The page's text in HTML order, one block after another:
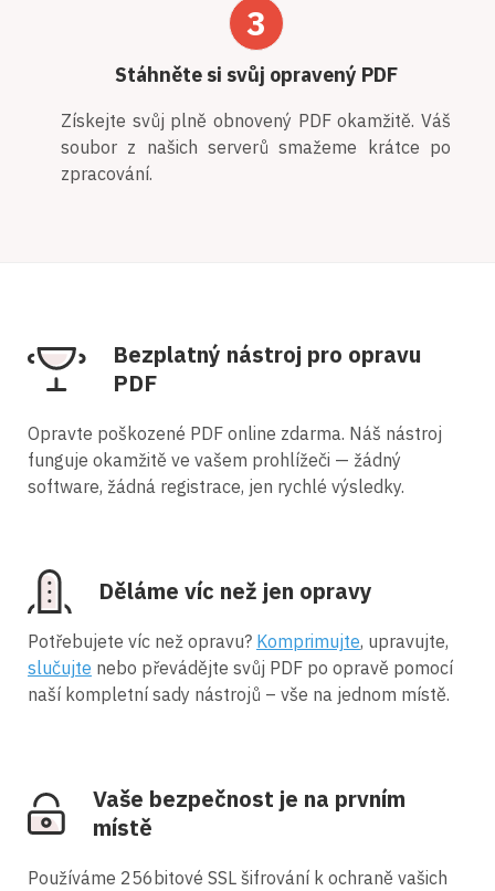
3
Stáhněte si svůj opravený PDF
Získejte svůj plně obnovený PDF okamžitě. Váš
soubor z našich serverů smažeme krátce po
zpracování.
Bezplatný nástroj pro opravu
PDF
Opravte poškozené PDF online zdarma. Náš nástroj
funguje okamžitě ve vašem prohlížeči — žádný
software, žádná registrace, jen rychlé výsledky.
Děláme víc než jen opravy
Potřebujete víc než opravu? Komprimujte, upravujte,
slučujte nebo převádějte svůj PDF po opravě pomocí
naší kompletní sady nástrojů – vše na jednom místě.
Vaše bezpečnost je na prvním
místě
Používáme 256bitové SSL šifrování k ochraně vašich